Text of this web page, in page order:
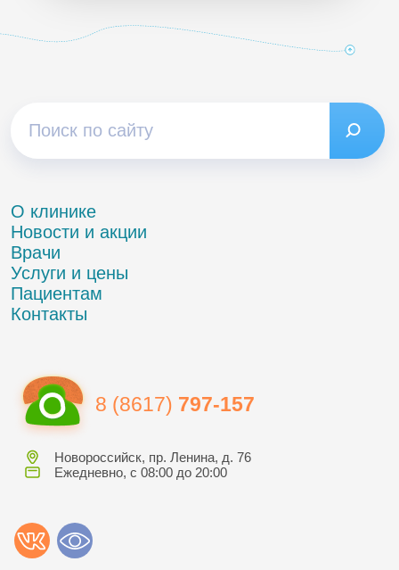
О клинике
Новости и акции
Врачи
Услуги и цены
Пациентам
Контакты
8 (8617) 797-157
Новороссийск, пр. Ленина, д. 76
Ежедневно, с 08:00 до 20:00